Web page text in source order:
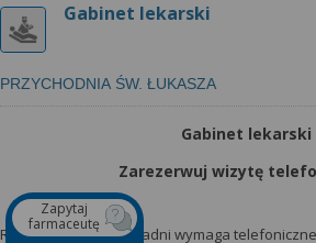
Gabinet lekarski
PRZYCHODNIA ŚW. ŁUKASZA
Gabinet lekarski
Zarezerwuj wizytę
Rejestracja do tej poradni wymaga
Zapytaj
farmaceutę